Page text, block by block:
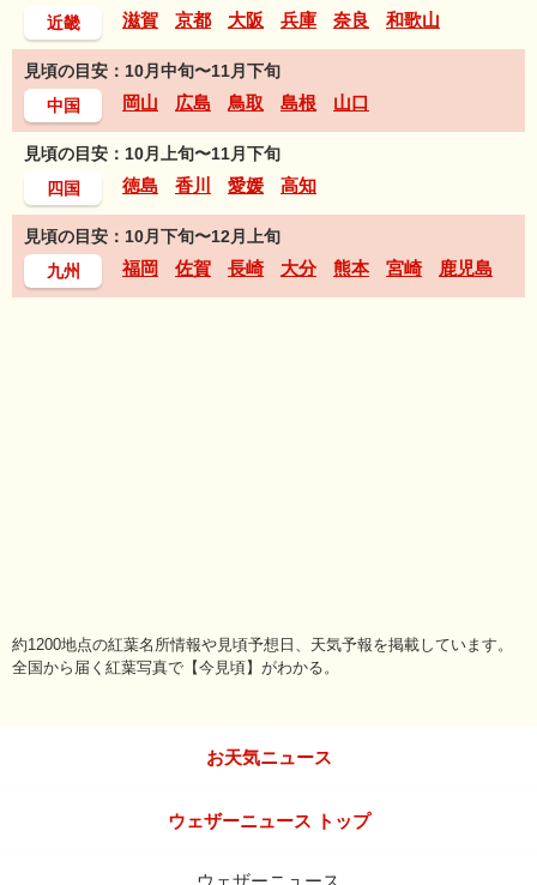
近畿
滋賀 京都 大阪 兵庫 奈良 和歌山
見頃の目安：10月中旬〜11月下旬
中国
岡山 広島 鳥取 島根 山口
見頃の目安：10月上旬〜11月下旬
四国
徳島 香川 愛媛 高知
見頃の目安：10月下旬〜12月上旬
九州
福岡 佐賀 長崎 大分 熊本 宮崎 鹿児島
約1200地点の紅葉名所情報や見頃予想日、天気予報を掲載しています。
全国から届く紅葉写真で【今見頃】がわかる。
お天気ニュース
ウェザーニュース トップ
ウェザーニュース